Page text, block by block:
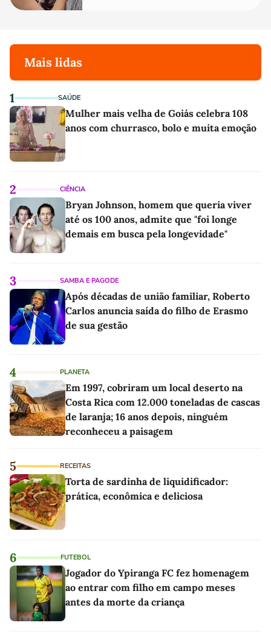
Mais lidas
1 SAÚDE
Mulher mais velha de Goiás celebra 108
anos com churrasco, bolo e muita emoção
2 CIÊNCIA
Bryan Johnson, homem que queria viver
até os 100 anos, admite que "foi longe
demais em busca pela longevidade"
3 SAMBA E PAGODE
Após décadas de união familiar, Roberto
Carlos anuncia saída do filho de Erasmo
de sua gestão
4 PLANETA
Em 1997, cobriram um local deserto na
Costa Rica com 12.000 toneladas de cascas
de laranja; 16 anos depois, ninguém
reconheceu a paisagem
5 RECEITAS
Torta de sardinha de liquidificador:
prática, econômica e deliciosa
6 FUTEBOL
Jogador do Ypiranga FC fez homenagem
ao entrar com filho em campo meses
antes da morte da criança